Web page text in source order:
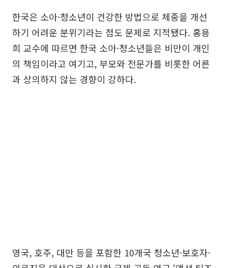
한국은 소아·청소년이 건강한 방법으로 체중을 개선
하기 어려운 분위기라는 점도 문제로 지적됐다. 홍용
희 교수에 따르면 한국 소아·청소년들은 비만이 개인
의 책임이라고 여기고, 부모와 전문가를 비롯한 어른
과 상의하지 않는 경향이 강하다.
영국, 호주, 대만 등을 포함한 10개국 청소년·보호자·